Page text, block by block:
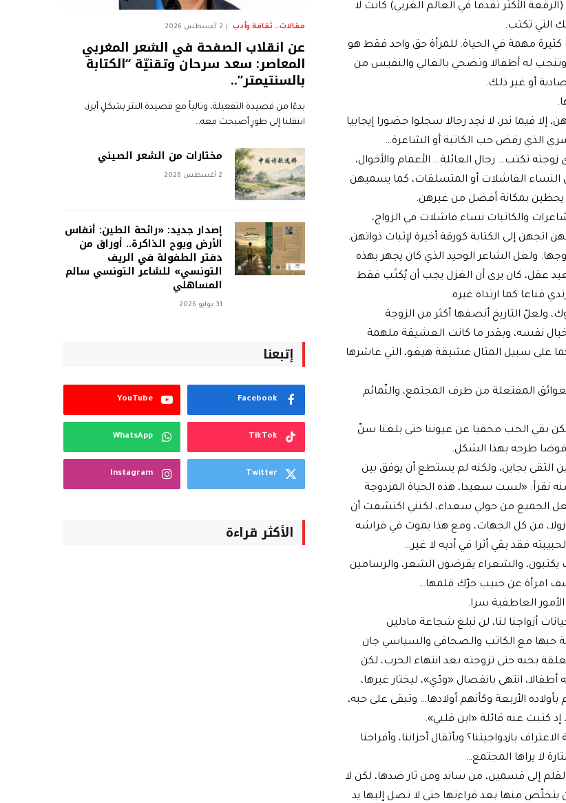
الأكثر تقدما في العالم الغربي) كانت لا
التي تكتب.
كثيرة مهمة في الحياة. للمرأة حق واحد فقط هو
وتنجب له أطفالا وتضحي بالغالي والنفيس من
أو غير ذلك.
إلا فيما ندر، لا نجد رجالا سجلوا حضورا إيجابيا
الذي رفض حب الكاتبة أو الشاعرة…
تكتب… رجال العائلة… الأعمام والأخوال،
النساء الفاشلات أو المتسلقات، كما يسميهن
يحظين بمكانة أفضل من غيرهن.
والكاتبات نساء فاشلات في الزواج،
إلى الكتابة كورقة أخيرة لإثبات ذواتهن.
ولعل الشاعر الوحيد الذي كان يجهر بهذه
عقل، كان يرى أن الغزل يجب أن يُكتَب فقط
قناعا كما ارتداه غيره.
ولعلّ التاريخ أنصفها أكثر من الزوجة
نفسه، وبقدر ما كانت العشيقة ملهمة
سبيل المثال عشيقة هيغو، التي عاشرها
للحب أن يبقى صامدا 50 سنة أمام العوائق المفتعلة من طرف المجتمع، والنّمائم
بقي الحب مخفيا عن عيوننا حتى بلغنا سنّ
طرحه بهذا الشكل.
التقى بجاين، ولكنه لم يستطع أن يوفق بين
نقرأ: «لست سعيدا، هذه الحياة المزدوجة
الجميع من حولي سعداء، لكنني اكتشفت أن
من كل الجهات، ومع هذا يموت في فراشه
فقد بقي أثرا في أدبه لا غير…
يكتبون، والشعراء يقرضون الشعر، والرسامين
امرأة عن حبيب حرّك قلمها…
العاطفية سرا.
أزواجنا لنا، لن نبلغ شجاعة مادلين
حبها مع الكاتب والصحافي والسياسي جان
حين كان عمرها 17 سنة، وظلت متعلقة بحبه حتى تزوجته بعد انتهاء الحرب، لكن
لم تستطع أن تمنحه أطفالا، انتهى بانفصال «ودّي»، ليختار غيرها،
الأربعة وكأنهم أولادها… وتبقى على حبه،
إذ كتبت عنه قائلة «ابن قلبي».
بازدواجيتنا؟ وبأثقال أحزاننا، وأفراحنا
لا يراها المجتمع…
إلى قسمين، من ساند ومن ثار ضدها، لكن لا
منها بعد قراءتها حتى لا تصل إليها يد
مقالات.. ثقافة وأدب 2 أغسطس 2026
عن انقلاب الصفحة في الشعر المغربي
المعاصر: سعد سرحان وتقنيّة “الكتابة
بالسنتيمتر”..
بدءًا من قصيدة التفعيلة، وتالياً مع قصيدة النثر بشكلٍ أبرز،
انتقلنا إلى طورٍ أصبحت معه…
مختارات من الشعر الصيني
2 أغسطس 2026
إصدار جديد: «رائحة الطين: أنفاس
الأرض وبوح الذاكرة.. أوراق من
دفتر الطفولة في الريف
التونسي» للشاعر التونسي سالم
المساهلي
31 يوليو 2026
إتبعنا
Facebook
YouTube
TikTok
WhatsApp
Twitter
Instagram
الأكثر قراءة